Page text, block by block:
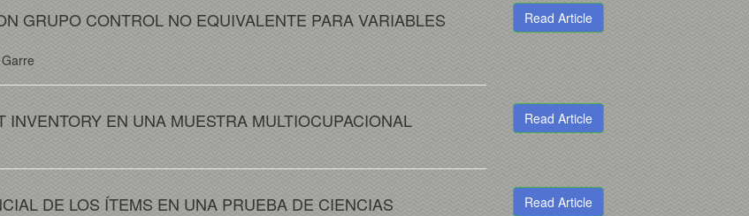
GRUPO CONTROL NO EQUIVALENTE PARA VARIABLES Read Article
EN UNA MUESTRA MULTIOCUPACIONAL Read Article
DE LOS ÍTEMS EN UNA PRUEBA DE CIENCIAS Read Article